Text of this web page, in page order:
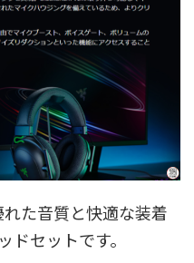
た音質と快適な装着
セットです。